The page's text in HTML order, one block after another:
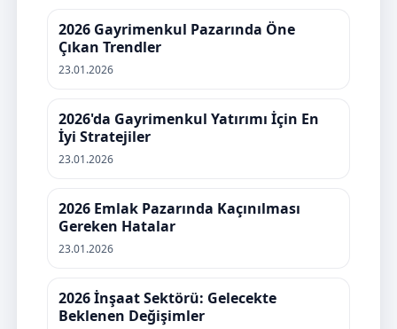
2026 Gayrimenkul Pazarında Öne
Çıkan Trendler
23.01.2026
2026'da Gayrimenkul Yatırımı İçin En
İyi Stratejiler
23.01.2026
2026 Emlak Pazarında Kaçınılması
Gereken Hatalar
23.01.2026
2026 İnşaat Sektörü: Gelecekte
Beklenen Değişimler